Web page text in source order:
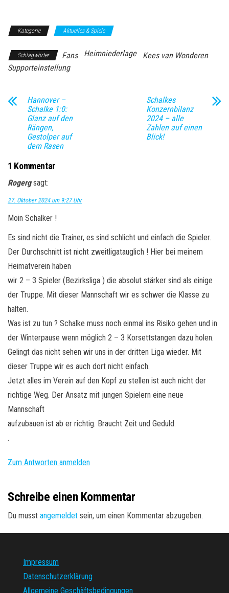
Kategorie Aktuelles & Spiele
Schlagwörter Fans Heimniederlage
Kees van Wonderen
Supporteinstellung
Hannover –
Schalke 1:0:
Glanz auf den
Rängen,
Gestolper auf
dem Rasen
Schalkes
Konzernbilanz
2024 – alle
Zahlen auf einen
Blick!
1 Kommentar
Rogerg sagt:
27. Oktober 2024 um 9:27 Uhr
Moin Schalker !
Es sind nicht die Trainer, es sind schlicht und einfach die Spieler.
Der Durchschnitt ist nicht zweitligatauglich ! Hier bei meinem
Heimatverein haben
wir 2 – 3 Spieler (Bezirksliga ) die absolut stärker sind als einige
der Truppe. Mit dieser Mannschaft wir es schwer die Klasse zu
halten.
Was ist zu tun ? Schalke muss noch einmal ins Risiko gehen und in
der Winterpause wenn möglich 2 – 3 Korsettstangen dazu holen.
Gelingt das nicht sehen wir uns in der dritten Liga wieder. Mit
dieser Truppe wir es auch dort nicht einfach.
Jetzt alles im Verein auf den Kopf zu stellen ist auch nicht der
richtige Weg. Der Ansatz mit jungen Spielern eine neue
Mannschaft
aufzubauen ist ab er richtig. Braucht Zeit und Geduld.
.
Zum Antworten anmelden
Schreibe einen Kommentar
Du musst angemeldet sein, um einen Kommentar abzugeben.
Impressum
Datenschutzerklärung
Allgemeine Geschäftsbedingungen